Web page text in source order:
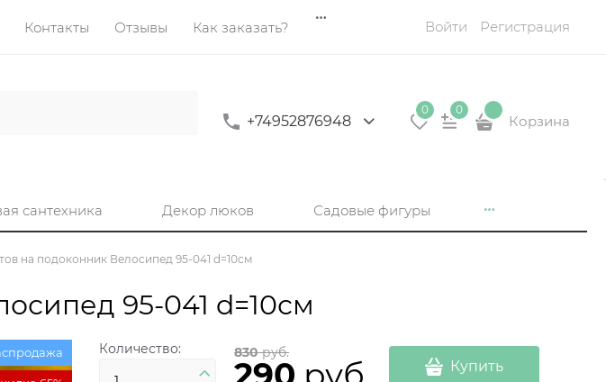
Контакты Отзывы Как заказать? Войти Регистрация
+74952876948
0 0
Корзина
сантехника Декор люков Садовые фигуры
на подоконник Велосипед 95-041 d=10см
95-041 d=10см
Количество: 830 руб.
Купить